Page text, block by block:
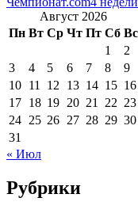
Август 2026
Пн Вт Ср Чт Пт Сб Вс
1
2
3
4 5 6 7 8
9
10 11 12 13 14 15 16
17 18 19 20 21 22 23
24 25 26 27 28 29 30
31
« Июл
Рубрики